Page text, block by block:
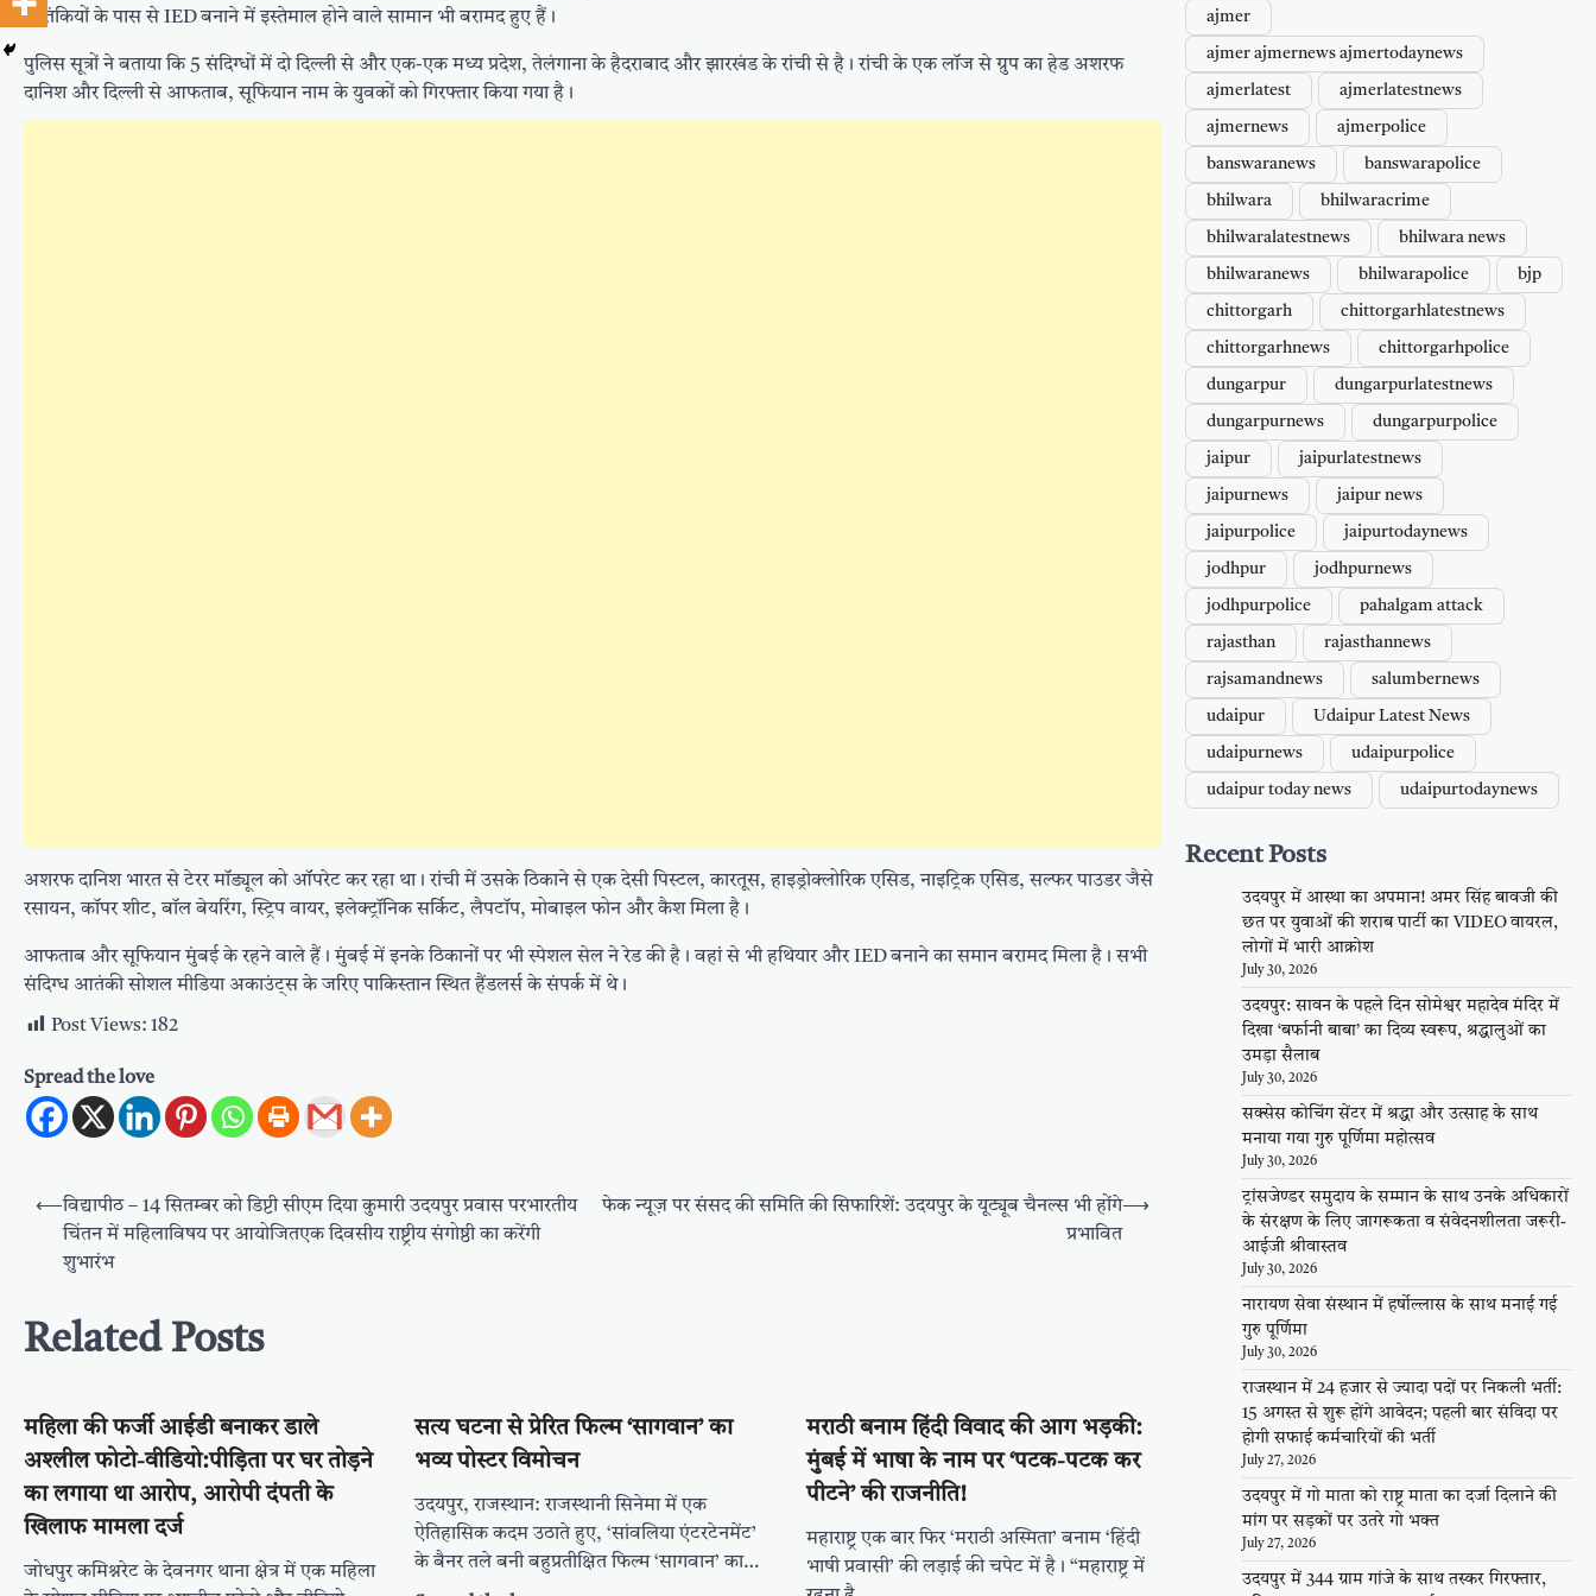
आतंकियों के पास से IED बनाने में इस्तेमाल होने वाले सामान भी बरामद हुए हैं।
पुलिस सूत्रों ने बताया कि 5 संदिग्धों में दो दिल्ली से और एक-एक मध्य प्रदेश, तेलंगाना के हैदराबाद और झारखंड के रांची से है। रांची के एक लॉज से ग्रुप का हेड अशरफ
दानिश और दिल्ली से आफताब, सूफियान नाम के युवकों को गिरफ्तार किया गया है।
अशरफ दानिश भारत से टेरर मॉड्यूल को ऑपरेट कर रहा था। रांची में उसके ठिकाने से एक देसी पिस्टल, कारतूस, हाइड्रोक्लोरिक एसिड, नाइट्रिक एसिड, सल्फर पाउडर जैसे
रसायन, कॉपर शीट, बॉल बेयरिंग, स्ट्रिप वायर, इलेक्ट्रॉनिक सर्किट, लैपटॉप, मोबाइल फोन और कैश मिला है।
आफताब और सूफियान मुंबई के रहने वाले हैं। मुंबई में इनके ठिकानों पर भी स्पेशल सेल ने रेड की है। वहां से भी हथियार और IED बनाने का समान बरामद मिला है। सभी
संदिग्ध आतंकी सोशल मीडिया अकाउंट्स के जरिए पाकिस्तान स्थित हैंडलर्स के संपर्क में थे।
Post Views: 182
Spread the love
Post
navigation
⟵विद्यापीठ – 14 सितम्बर को डिप्टी सीएम दिया कुमारी उदयपुर प्रवास परभारतीय
चिंतन में महिलाविषय पर आयोजितएक दिवसीय राष्ट्रीय संगोष्ठी का करेंगी
शुभारंभ
फेक न्यूज़ पर संसद की समिति की सिफारिशें: उदयपुर के यूट्यूब चैनल्स भी होंगे
प्रभावित
⟶
Related Posts
महिला की फर्जी आईडी बनाकर डाले
अश्लील फोटो-वीडियो:पीड़िता पर घर तोड़ने
का लगाया था आरोप, आरोपी दंपती के
खिलाफ मामला दर्ज
जोधपुर कमिश्नरेट के देवनगर थाना क्षेत्र में एक महिला
सत्य घटना से प्रेरित फिल्म ‘सागवान’ का
भव्य पोस्टर विमोचन
उदयपुर, राजस्थान: राजस्थानी सिनेमा में एक
ऐतिहासिक कदम उठाते हुए, ‘सांवलिया एंटरटेनमेंट’
के बैनर तले बनी बहुप्रतीक्षित फिल्म ‘सागवान’ का…
मराठी बनाम हिंदी विवाद की आग भड़की:
मुंबई में भाषा के नाम पर ‘पटक-पटक कर
पीटने’ की राजनीति!
महाराष्ट्र एक बार फिर ‘मराठी अस्मिता’ बनाम ‘हिंदी
भाषी प्रवासी’ की लड़ाई की चपेट में है। “महाराष्ट्र में
ajmer
ajmer ajmernews ajmertodaynews
ajmerlatest ajmerlatestnews
ajmernews ajmerpolice
banswaranews banswarapolice
bhilwara bhilwaracrime
bhilwaralatestnews bhilwara news
bhilwaranews bhilwarapolice bjp
chittorgarh chittorgarhlatestnews
chittorgarhnews chittorgarhpolice
dungarpur dungarpurlatestnews
dungarpurnews dungarpurpolice
jaipur jaipurlatestnews
jaipurnews jaipur news
jaipurpolice jaipurtodaynews
jodhpur jodhpurnews
jodhpurpolice pahalgam attack
rajasthan rajasthannews
rajsamandnews salumbernews
udaipur Udaipur Latest News
udaipurnews udaipurpolice
udaipur today news udaipurtodaynews
Recent Posts
उदयपुर में आस्था का अपमान! अमर सिंह बावजी की
छत पर युवाओं की शराब पार्टी का VIDEO वायरल,
लोगों में भारी आक्रोश
July 30, 2026
उदयपुर: सावन के पहले दिन सोमेश्वर महादेव मंदिर में
दिखा ‘बर्फानी बाबा’ का दिव्य स्वरूप, श्रद्धालुओं का
उमड़ा सैलाब
July 30, 2026
सक्सेस कोचिंग सेंटर में श्रद्धा और उत्साह के साथ
मनाया गया गुरु पूर्णिमा महोत्सव
July 30, 2026
ट्रांसजेण्डर समुदाय के सम्मान के साथ उनके अधिकारों
के संरक्षण के लिए जागरूकता व संवेदनशीलता जरूरी-
आईजी श्रीवास्तव
July 30, 2026
नारायण सेवा संस्थान में हर्षोल्लास के साथ मनाई गई
गुरु पूर्णिमा
July 30, 2026
राजस्थान में 24 हजार से ज्यादा पदों पर निकली भर्ती:
15 अगस्त से शुरू होंगे आवेदन; पहली बार संविदा पर
होगी सफाई कर्मचारियों की भर्ती
July 27, 2026
उदयपुर में गो माता को राष्ट्र माता का दर्जा दिलाने की
मांग पर सड़कों पर उतरे गो भक्त
July 27, 2026
उदयपुर में 344 ग्राम गांजे के साथ तस्कर गिरफ्तार,